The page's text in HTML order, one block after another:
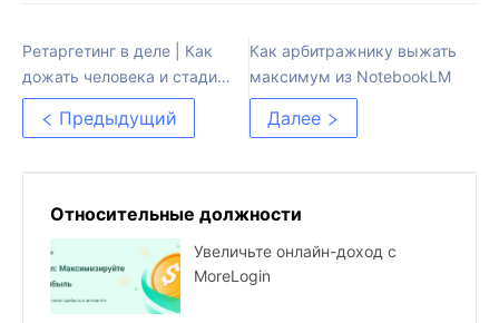
Ретаргетинг в деле | Как
дожать человека и стадии
воронки
Предыдущий
Как арбитражнику выжать
максимум из NotebookLM
Далее
Относительные должности
Увеличьте онлайн-доход с
MoreLogin